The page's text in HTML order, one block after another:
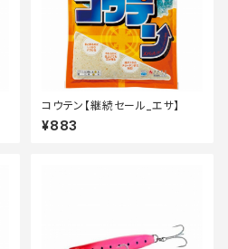
コウテン【継続セール_エサ】
¥883